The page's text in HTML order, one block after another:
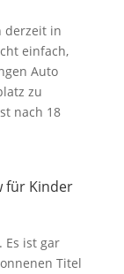
derzeit in
einfach,
Auto
zu
nach 18
für Kinder
Es ist gar
Titel